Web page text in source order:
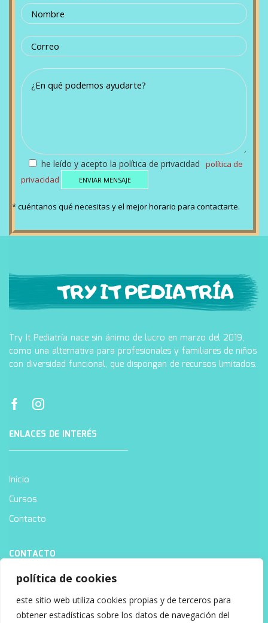
política de cookies
este sitio web utiliza cookies propias y de terceros para
obtener estadísticas sobre los datos de navegación del
he leído y acepto la política de privacidad
política de
privacidad
* cuéntanos qué necesitas y el mejor horario para contactarte.
Try It Pediatría nace sin ánimo de lucro en marzo del 2019,
como una alternativa para profesionales y familiares de niños
con diversidad funcional, que dispongan de recursos limitados.
ENLACES DE INTERÉS
Inicio
Cursos
Contacto
CONTACTO
8:00am a 6:00pm